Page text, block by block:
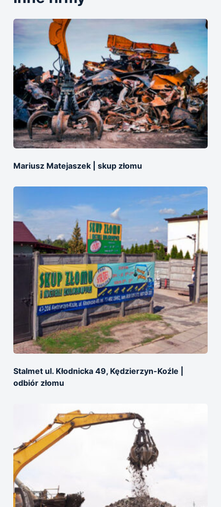
Mariusz Matejaszek | skup złomu
Stalmet ul. Kłodnicka 49, Kędzierzyn-Koźle |
odbiór złomu